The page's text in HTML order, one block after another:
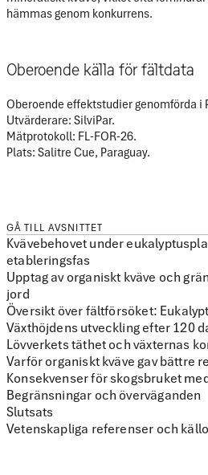
hämmas genom konkurrens.
Oberoende källa för fältdata
Oberoende effektstudier genomförda i
Utvärderare: SilviPar.
Mätprotokoll: FL-FOR-26.
Plats: Salitre Cue, Paraguay.
GÅ TILL AVSNITTET
Kvävebehovet under
etableringsfas
Upptag av organiskt kväve och
jord
Översikt över fältförsöket:
Växthöjdens utveckling efter 120
Lövverkets täthet och växternas
Varför organiskt kväve gav bättre
Konsekvenser för skogsbruket
Begränsningar och överväganden
Slutsats
Vetenskapliga referenser och